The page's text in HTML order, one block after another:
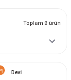
Toplam 9 ürün
Devi